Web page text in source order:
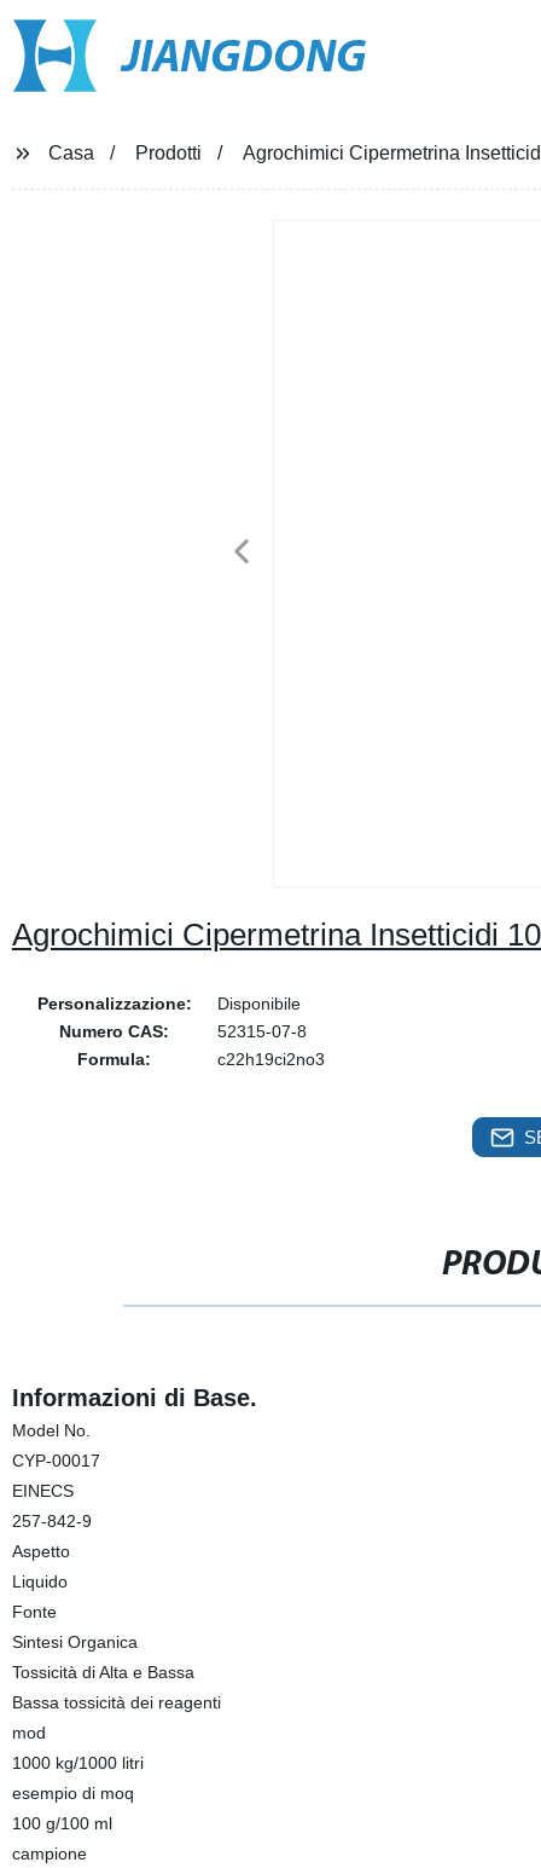
JIANGDONG
Casa Prodotti Agrochimici Cipermetrina
Agrochimici Cipermetrina Insetticidi
Personalizzazione:
Disponibile
Numero CAS:
52315-07-8
Formula:
c22h19ci2no3
Informazioni di Base.
Model No.
CYP-00017
EINECS
257-842-9
Aspetto
Liquido
Fonte
Sintesi Organica
Tossicità di Alta e Bassa
Bassa tossicità dei reagenti
mod
1000 kg/1000 litri
esempio di moq
100 g/100 ml
campione